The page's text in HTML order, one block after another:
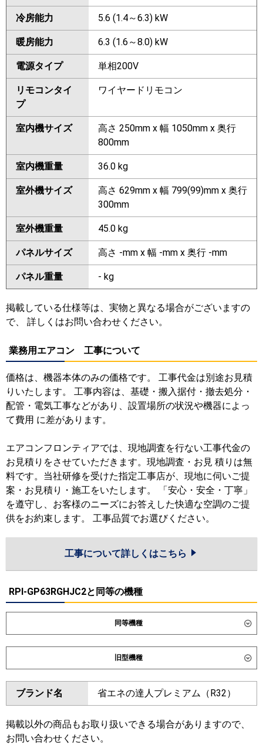
冷房能力 5.6 (1.4～6.3) kW
暖房能力 6.3 (1.6～8.0) kW
電源タイプ 単相200V
リモコンタイ
プ
ワイヤードリモコン
室内機サイズ
高さ 250mm x 幅 1050mm x 奥行
800mm
室内機重量 36.0 kg
室外機サイズ
高さ 629mm x 幅 799(99)mm x 奥行
300mm
室外機重量 45.0 kg
パネルサイズ 高さ -mm x 幅 -mm x 奥行 -mm
パネル重量 - kg
掲載している仕様等は、実物と異なる場合がございますの
で、 詳しくはお問い合わせください。
業務用エアコン 工事について
価格は、機器本体のみの価格です。 工事代金は別途お見積
りいたします。 工事内容は、基礎・搬入据付・撤去処分・
配管・電気工事などがあり、設置場所の状況や機器によっ
て費用 に差があります。
エアコンフロンティアでは、現地調査を行ない工事代金の
お見積りをさせていただきます。現地調査・お見 積りは無
料です。当社研修を受けた指定工事店が、現地に伺いご提
案・お見積り・施工をいたします。 「安心・安全・丁寧」
を遵守し、お客様のニーズにお答えした快適な空調のご提
供をお約束します。 工事品質でお選びください。
工事について詳しくはこちら
RPI-GP63RGHJC2と同等の機種
同等機種
ダイキン SSRM63DV SSRMM63DV
東芝 GDXA06313JMUB
三菱電機 PEZ-ZRMP63SD6
日立 RPI-GP63RGHJC9
RPI-
GP63RGHJ9
旧型機種
ダイキン SSRM63CV SSRMM63CV
SSRM63BYV SSRMM63BYV
SSRM63BJV SSRMM63BJV
SSRJM63BJV SSRJMM63BJV
SSRJM63BFV
ブランド名 省エネの達人プレミアム（R32）
掲載以外の商品もお取り扱いできる場合がありますので、
お問い合わせください。